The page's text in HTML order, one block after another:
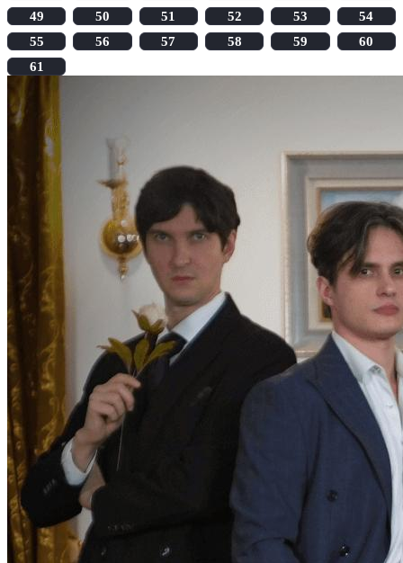
49
50 51 52 53
54
55
56 57 58 59
60
61